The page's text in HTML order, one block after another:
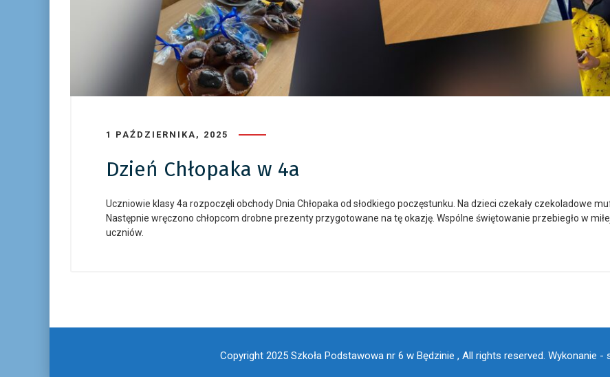
1 PAŹDZIERNIKA, 2025
Dzień Chłopaka w 4a
Uczniowie klasy 4a rozpoczęli obchody Dnia Chłopaka od słodkiego poczęstunku. Na dzieci czekały czekoladowe
Następnie wręczono chłopcom drobne prezenty przygotowane na tę okazję. Wspólne świętowanie przebiegło w
uczniów.
Copyright 2025 Szkoła Podstawowa nr 6 w Będzinie , All rights reserved. Wykonanie -